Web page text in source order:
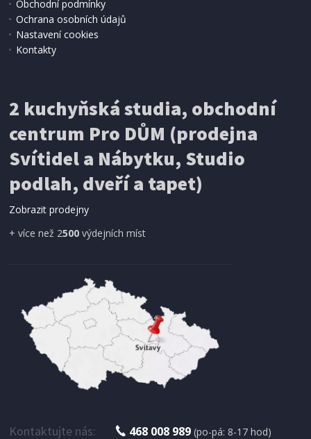
199 Kč Přidat do košíku
SÍŤ PROTI HMYZU
ProGarden KO-CY5910600 Síť proti hmyzu do
dveří magnetická 210 x 100 cm
179 Kč
Obchodní podmínky
Ochrana osobních údajů
Nastavení cookies
Kontakty
2 kuchyňská studia, obchodní
centrum Pro DŮM (prodejna
Svítidel a Nábytku, Studio
podlah, dveří a tapet)
Zobrazit prodejny
+ více než 2500 výdejních míst
Kontaktujte nás: 468 008 989 (po-pá: 8-17 hod)